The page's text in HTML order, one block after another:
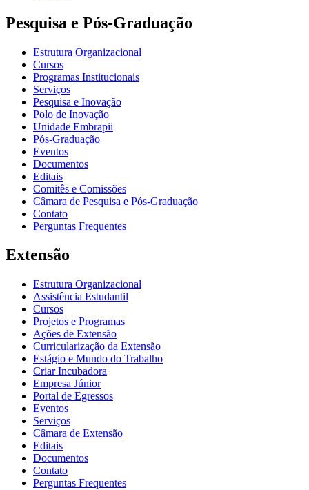
Pesquisa e Pós-Graduação
Estrutura Organizacional
Cursos
Programas Institucionais
Serviços
Pesquisa e Inovação
Polo de Inovação
Unidade Embrapii
Pós-Graduação
Eventos
Documentos
Editais
Comitês e Comissões
Câmara de Pesquisa e Pós-Graduação
Contato
Perguntas Frequentes
Extensão
Estrutura Organizacional
Assistência Estudantil
Cursos
Projetos e Programas
Ações de Extensão
Curricularização da Extensão
Estágio e Mundo do Trabalho
Criar Incubadora
Empresa Júnior
Portal de Egressos
Eventos
Serviços
Câmara de Extensão
Editais
Documentos
Contato
Perguntas Frequentes